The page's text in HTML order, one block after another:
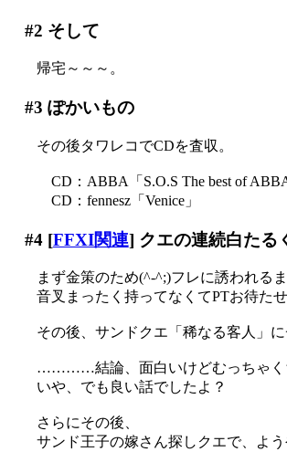
#2 そして
帰宅～～～。
#3 ぽかいもの
その後タワレコでCDを査収。
CD：ABBA「S.O.S The best of ABBA
CD：fennesz「Venice」
#4[FFXI関連] クエの連続白たる
まず金策のため(^-^;)フレに誘われる
音叉まったく持ってなくてPTお待た
その後、サンドクエ「稀なる客人」
…………結論、面白いけどむっちゃく
いや、でも良い話でしたよ？
さらにその後、
サンド王子の嫁さん探しクエで、よ